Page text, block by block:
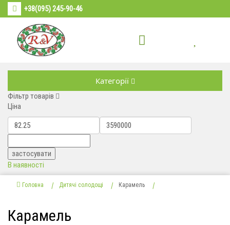
+38(095) 245-90-46
Категорії
Фільтр товарів
Ціна
В наявності
Головна Дитячі солодощі Карамель
Карамель